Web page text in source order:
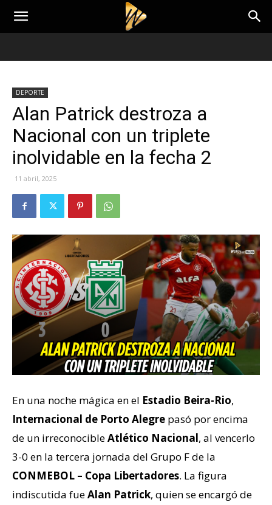
DEPORTE
Alan Patrick destroza a
Nacional con un triplete
inolvidable en la fecha 2
11 abril, 2025
En una noche mágica en el Estadio Beira-Rio,
Internacional de Porto Alegre pasó por encima
de un irreconocibleAtlético Nacional, al vencerlo
3-0 en la tercera jornada del Grupo F de la
CONMEBOL – Copa Libertadores. La figura
indiscutida fueAlan Patrick, quien se encargó de